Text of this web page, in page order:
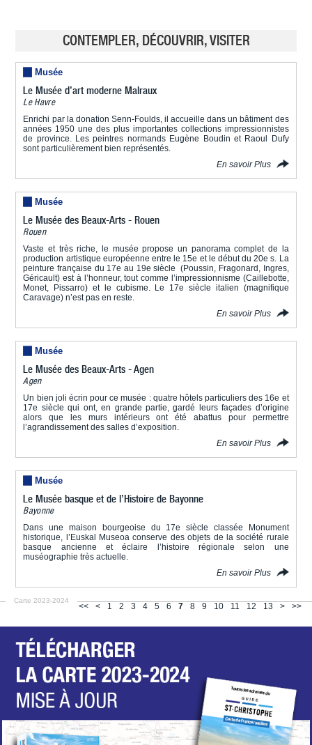
CONTEMPLER, DÉCOUVRIR, VISITER
Musée
Le Musée d’art moderne Malraux
Le Havre
Enrichi par la donation Senn-Foulds, il accueille dans un bâtiment des
années 1950 une des plus importantes collections impressionnistes
de province. Les peintres normands Eugène Boudin et Raoul Dufy
sont particulièrement bien représentés.
En savoir Plus
Musée
Le Musée des Beaux-Arts - Rouen
Rouen
Vaste et très riche, le musée propose un panorama complet de la
production artistique européenne entre le 15e et le début du 20e s. La
peinture française du 17e au 19e siècle (Poussin, Fragonard, Ingres,
Géricault) est à l’honneur, tout comme l’impressionnisme (Caillebotte,
Monet, Pissarro) et le cubisme. Le 17e siècle italien (magnifique
Caravage) n’est pas en reste.
En savoir Plus
Musée
Le Musée des Beaux-Arts - Agen
Agen
Un bien joli écrin pour ce musée : quatre hôtels particuliers des 16e et
17e siècle qui ont, en grande partie, gardé leurs façades d’origine
alors que les murs intérieurs ont été abattus pour permettre
l’agrandissement des salles d’exposition.
En savoir Plus
Musée
Le Musée basque et de l’Histoire de Bayonne
Bayonne
Dans une maison bourgeoise du 17e siècle classée Monument
historique, l’Euskal Museoa conserve des objets de la société rurale
basque ancienne et éclaire l’histoire régionale selon une
muséographie très actuelle.
En savoir Plus
<< < 1 2 3 4 5 6 7 8 9 10 11 12 13 > >>
Carte 2023-2024